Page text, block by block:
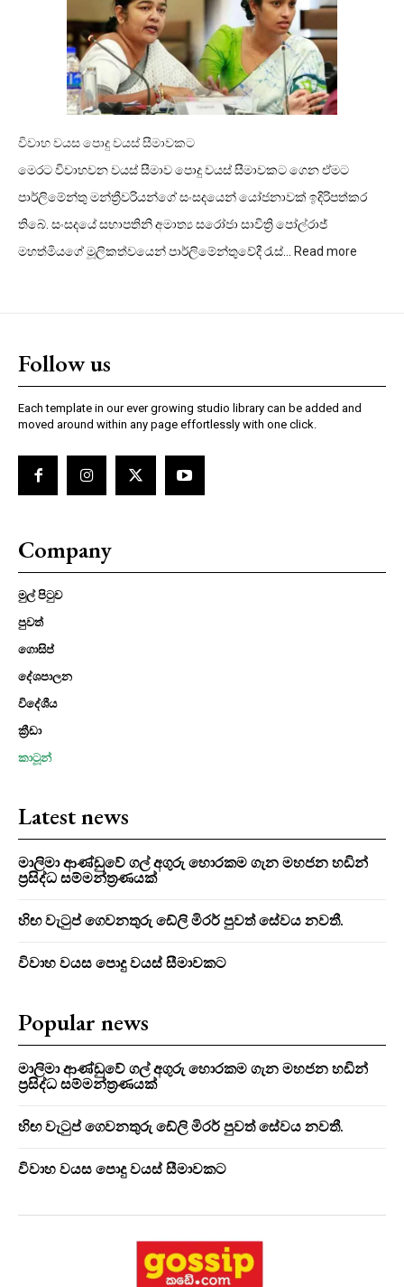
ඩේලි
මිරර්
පුවත්
සේවය
නවතී.
විවාහ වයස පොදු වයස් සීමාවකට
මෙරට විවාහවන වයස් සීමාව පොදු වයස් සීමාවකට ගෙන ඒමට
පාර්ලිමේන්තු මන්ත්‍රීවරියන්ගේ සංසදයෙන් යෝජනාවක් ඉදිරිපත්කර
තිබේ. සංසදයේ සභාපතිනි අමාත්‍ය සරෝජා සාවිත්‍රි පෝල්රාජ්
මහත්මියගේ මූලිකත්වයෙන් පාර්ලිමේන්තුවේදී රැස්…
Read more
Follow us
Each template in our ever growing studio library can be added and
moved around within any page effortlessly with one click.
Company
මුල් පිටුව
පුවත්
ගොසිප්
දේශපාලන
විදේශීය
ක්‍රීඩා
කාටූන්
Latest news
මාලිමා ආණ්ඩුවේ ගල් අගුරු හොරකම ගැන මහජන හඩින්
ප්‍රසිද්ධ සම්මන්ත්‍රණයක්
හිඟ වැටුප් ගෙවනතුරු ඩේලි මිරර් පුවත් සේවය නවතී.
විවාහ වයස පොදු වයස් සීමාවකට
Popular news
මාලිමා ආණ්ඩුවේ ගල් අගුරු හොරකම ගැන මහජන හඩින්
ප්‍රසිද්ධ සම්මන්ත්‍රණයක්
හිඟ වැටුප් ගෙවනතුරු ඩේලි මිරර් පුවත් සේවය නවතී.
විවාහ වයස පොදු වයස් සීමාවකට